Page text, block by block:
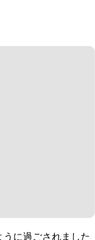
に過ごされました